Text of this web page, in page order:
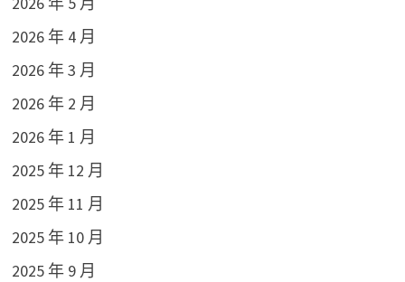
2026 年 4 月
2026 年 3 月
2026 年 2 月
2026 年 1 月
2025 年 12 月
2025 年 11 月
2025 年 10 月
2025 年 9 月